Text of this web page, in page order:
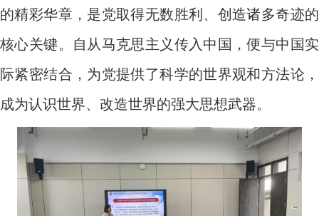
的精彩华章，是党取得无数胜利、创造诸多奇迹的
核心关键。自从马克思主义传入中国，便与中国实
际紧密结合，为党提供了科学的世界观和方法论，
成为认识世界、改造世界的强大思想武器。